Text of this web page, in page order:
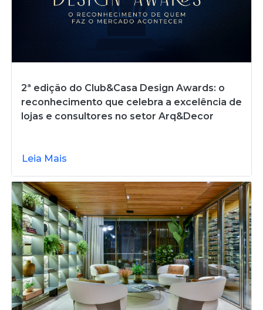
2ª edição do Club&Casa Design Awards: o
reconhecimento que celebra a excelência de
lojas e consultores no setor Arq&Decor
Leia Mais